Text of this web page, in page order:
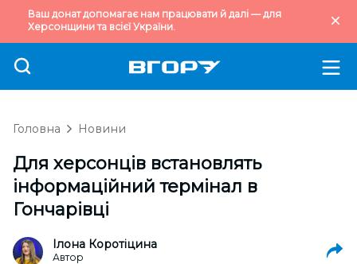
Ваш донат допомагає нам працювати й далі — для
Херсонщини та всієї України.
Головна Новини
Для херсонців встановлять
інформаційний термінал в
Гончарівці
Ілона Коротіцина
Автор